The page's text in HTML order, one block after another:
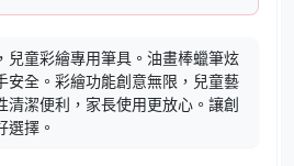
兒童彩繪專用筆具。油畫棒蠟筆炫
安全。彩繪功能創意無限，兒童藝
清潔便利，家長使用更放心。讓創
選擇。